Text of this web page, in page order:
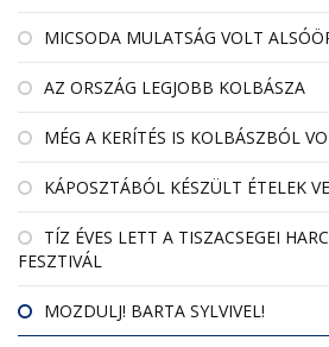
MICSODA MULATSÁG VOLT
AZ ORSZÁG LEGJOBB KOLBÁSZA
MÉG A KERÍTÉS IS KOLBÁSZBÓL
KÁPOSZTÁBÓL KÉSZÜLT ÉTELEK
TÍZ ÉVES LETT A TISZACSEGEI
FESZTIVÁL
MOZDULJ! BARTA SYLVIVEL!